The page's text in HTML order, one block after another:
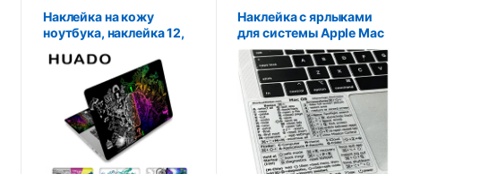
Наклейка на кожу
ноутбука, наклейка 12,
дюйма, защитная
наклейка для ноутбука,
нетбука, ПК 15,6
дюйма, универсальный
винил
Наклейка с ярлыками
для системы Apple Mac
OS, новинка 2023 года,
наклейка с ярлыками
для MacBook Pro 13-16
дюймов, подставка для
рук с Windows